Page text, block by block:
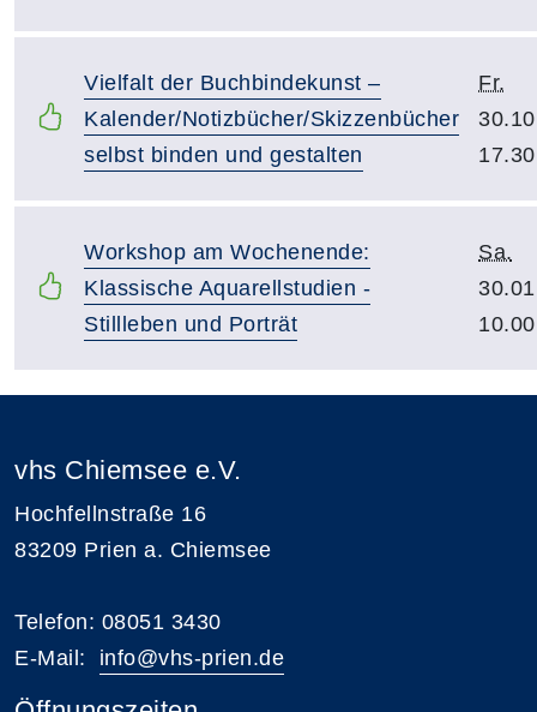
Vielfalt der Buchbindekunst –
Kalender/Notizbücher/Skizzenbücher
selbst binden und gestalten
Fr.
Workshop am Wochenende:
Klassische Aquarellstudien -
Stillleben und Porträt
Sa.
vhs Chiemsee e.V.
Hochfellnstraße 16
83209 Prien a. Chiemsee
Telefon: 08051 3430
E-Mail: info@vhs-prien.de